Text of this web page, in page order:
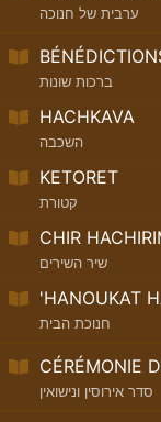
ערבית של חנוכה
ברכות שונות
HACHKAVA
השכבה
KETORET
קטורת
CHIR
שיר השירים
'HANOUKAT
חנוכת הבית
CÉRÉMONIE
סדר אירוסין ונישואין